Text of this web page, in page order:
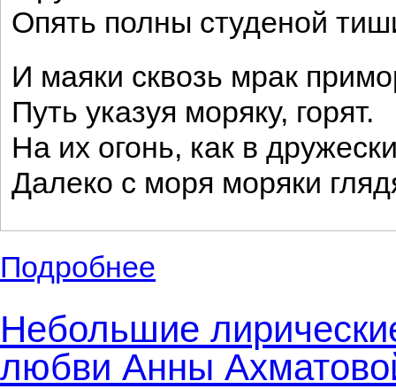
Опять полны студеной
И маяки сквозь мрак
Путь указуя моряку, горят.
На их огонь, как в
Далеко с моря моряки
Подробнее
Небольшие
любви Анны